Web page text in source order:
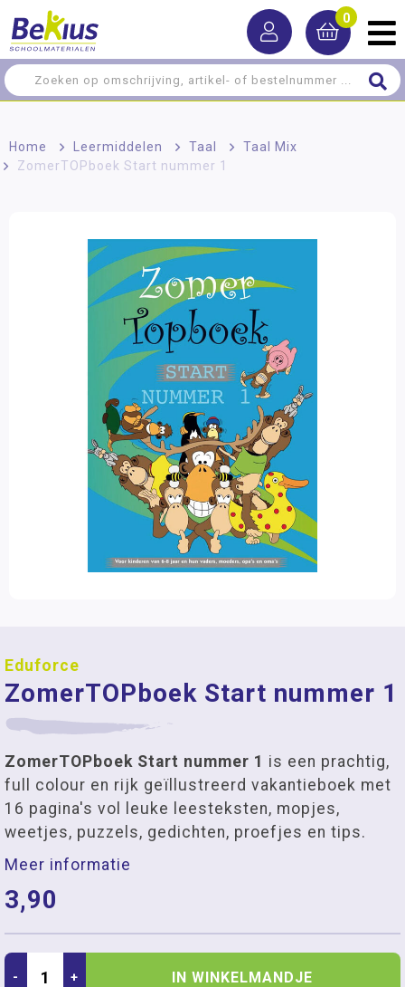
0
Home > Leermiddelen > Taal > Taal Mix
ZomerTOPboek Start nummer 1
Eduforce
ZomerTOPboek Start nummer 1
ZomerTOPboek Start nummer 1 is een prachtig,
full colour en rijk geïllustreerd vakantieboek met
16 pagina's vol leuke leesteksten, mopjes,
weetjes, puzzels, gedichten, proefjes en tips.
Meer informatie
3,90
- + IN WINKELMANDJE